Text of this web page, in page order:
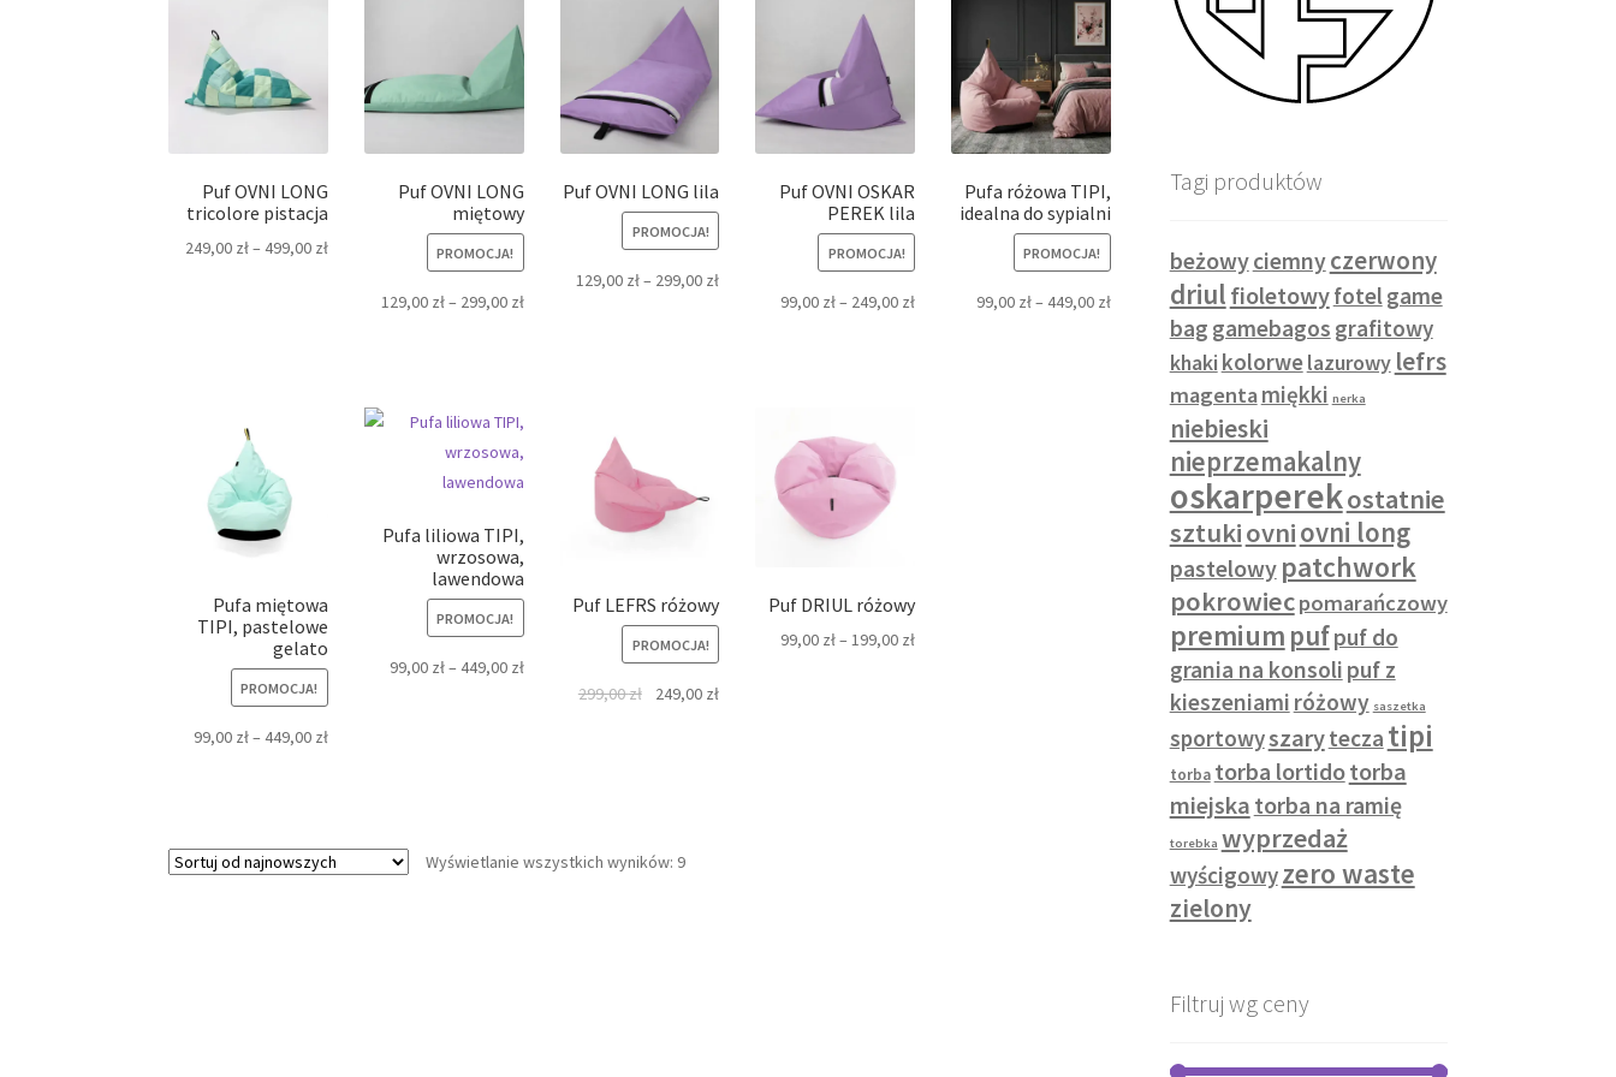
Puf OVNI LONG
tricolore pistacja
249,00 zł– 499,00 zł
Puf OVNI LONG
miętowy
PROMOCJA!
129,00 zł– 299,00 zł
Puf OVNI LONG lila
PROMOCJA!
129,00 zł– 299,00 zł
Puf OVNI OSKAR
PEREK lila
PROMOCJA!
99,00 zł– 249,00 zł
Pufa różowa TIPI,
idealna do sypialni
PROMOCJA!
99,00 zł– 449,00 zł
Pufa miętowa
TIPI, pastelowe
gelato
PROMOCJA!
99,00 zł– 449,00 zł
Pufa liliowa TIPI,
wrzosowa,
lawendowa
PROMOCJA!
99,00 zł– 449,00 zł
Puf LEFRS różowy
PROMOCJA!
299,00zł
Pierwotna
249,00 złAktualna
Puf DRIUL różowy
99,00 zł–199,00 zł
Wyświetlanie wszystkich wyników: 9Posortowane
Tagi produktów
beżowyciemnyczerwony
driulfioletowyfotelgame
bag gamebagos grafitowy
khaki kolorwelazurowy lefrs
magentamiękki nerka
niebieski
nieprzemakalny
oskarperekostatnie
sztukiovniovni long
pastelowy patchwork
pokrowiecpomarańczowy
premium pufpuf do
grania na konsoli puf z
kieszeniami różowy saszetka
sportowyszarytecza tipi
torba torba lortidotorba
miejska torba na ramię
torebka wyprzedaż
wyścigowyzero waste
zielony
Filtruj wg ceny